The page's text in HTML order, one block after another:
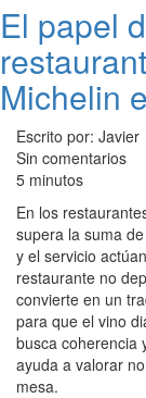
El papel
Michelin
Escrito por: Javier
Sin comentarios
5 minutos
En los
supera la suma
y el servicio
restaurante no
convierte en un
para que el vino
busca coherencia
ayuda a valorar
mesa.